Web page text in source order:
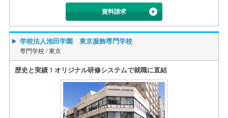
資料請求
学校法人池田学園 東京服飾専門学校
専門学校 /東京
歴史と実績！オリジナル研修システムで就職に直結